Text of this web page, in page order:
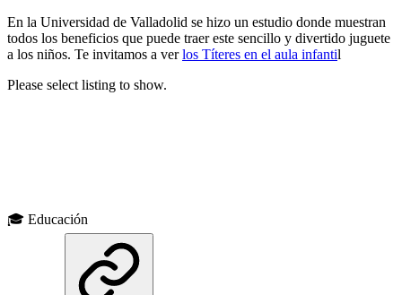
En la Universidad de Valladolid se hizo un estudio donde muestran
todos los beneficios que puede traer este sencillo y divertido juguete
a los niños. Te invitamos a verlos Títeres en el aula infantil
Please select listing to show.
Ver productos
🎓 Educación